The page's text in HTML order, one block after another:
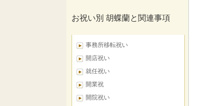
お祝い別 胡蝶蘭と関連事項
事務所移転祝い
開店祝い
就任祝い
開業祝
開院祝い